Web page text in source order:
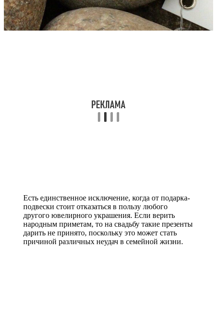
Есть единственное исключение, когда от подарка-
подвески стоит отказаться в пользу любого
другого ювелирного украшения. Если верить
народным приметам, то на свадьбу такие презенты
дарить не принято, поскольку это может стать
причиной различных неудач в семейной жизни.